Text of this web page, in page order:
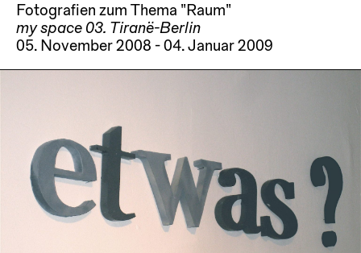
Fotografien zum Thema "Raum"
my space 03. Tiranë-Berlin
05. November 2008 - 04. Januar 2009